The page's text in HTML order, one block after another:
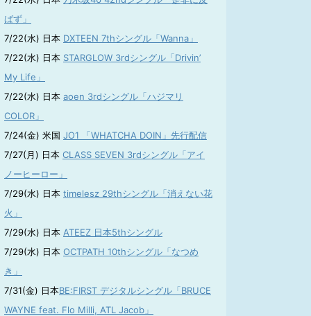
ばず」
7/22(水) 日本 DXTEEN 7thシングル「Wanna」
7/22(水) 日本 STARGLOW 3rdシングル「Drivin’
My Life」
7/22(水) 日本 aoen 3rdシングル「ハジマリ
COLOR」
7/24(金) 米国 JO1 「WHATCHA DOIN」先行配信
7/27(月) 日本 CLASS SEVEN 3rdシングル「アイ
ノーヒーロー」
7/29(水) 日本 timelesz 29thシングル「消えない花
火」
7/29(水) 日本 ATEEZ 日本5thシングル
7/29(水) 日本 OCTPATH 10thシングル「なつめ
き」
7/31(金) 日本BE:FIRST デジタルシングル「BRUCE
WAYNE feat. Flo Milli, ATL Jacob」